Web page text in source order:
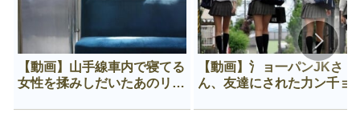
【動画】山手線車内で寝てる
女性を揉みしだいたあのリー
【動画】氵ョ一パンJKさ
ん、友達にされた力ン千ョ